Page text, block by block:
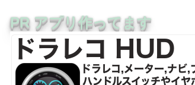
PR アプリ作ってます